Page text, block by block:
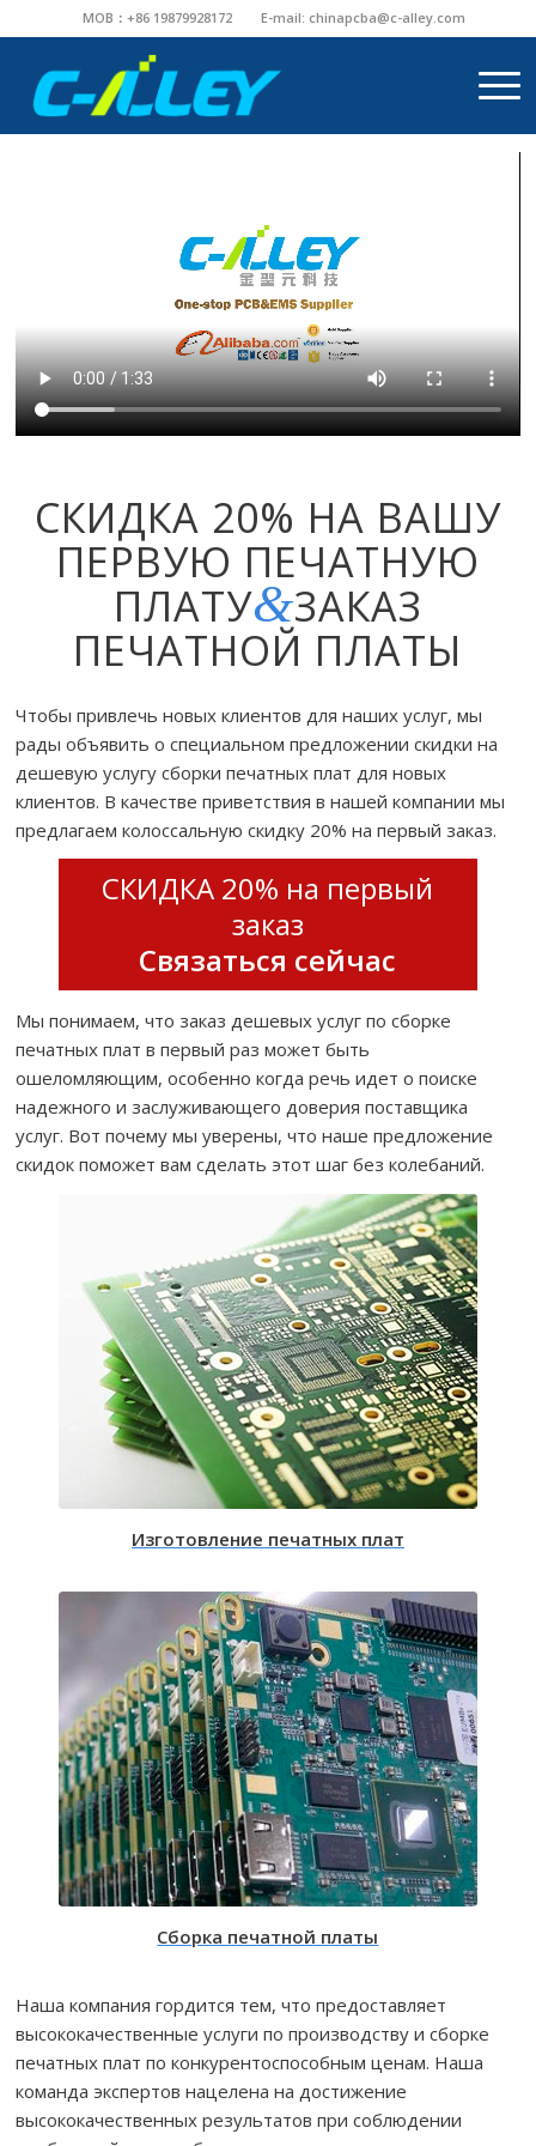
MOB：+86 19879928172 E-mail: chinapcba@c-alley.com
СКИДКА 20% НА ВАШУ
ПЕРВУЮ ПЕЧАТНУЮ
ПЛАТУ&ЗАКАЗ
ПЕЧАТНОЙ ПЛАТЫ
Чтобы привлечь новых клиентов для наших услуг, мы
рады объявить о специальном предложении скидки на
дешевую услугу сборки печатных плат для новых
клиентов. В качестве приветствия в нашей компании мы
предлагаем колоссальную скидку 20% на первый заказ.
СКИДКА 20% на первый
заказ
Связаться сейчас
Мы понимаем, что заказ дешевых услуг по сборке
печатных плат в первый раз может быть
ошеломляющим, особенно когда речь идет о поиске
надежного и заслуживающего доверия поставщика
услуг. Вот почему мы уверены, что наше предложение
скидок поможет вам сделать этот шаг без колебаний.
Изготовление печатных плат
Сборка печатной платы
Наша компания гордится тем, что предоставляет
высококачественные услуги по производству и сборке
печатных плат по конкурентоспособным ценам. Наша
команда экспертов нацелена на достижение
высококачественных результатов при соблюдении